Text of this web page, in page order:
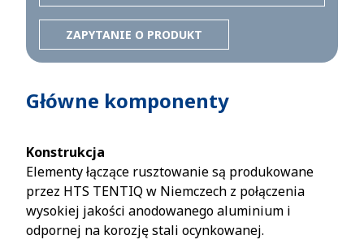
ZAPYTANIE O PRODUKT
Główne komponenty
Konstrukcja
Elementy łączące rusztowanie są produkowane
przez HTS TENTIQ w Niemczech z połączenia
wysokiej jakości anodowanego aluminium i
odpornej na korozję stali ocynkowanej.